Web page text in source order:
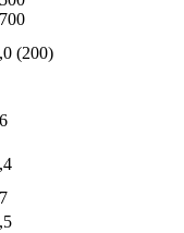
(200)